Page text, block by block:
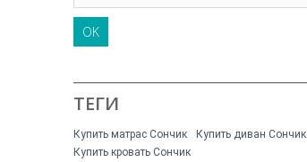
OK
ТЕГИ
Купить матрас Сончик
Купить диван Сончик
Купить кровать Сончик